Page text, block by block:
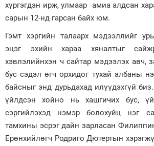
хүргэгдэн ирж, улмаар амиа алдсан
сарын 12-нд гарсан байх юм.
Гэмт хэргийн талаарх мэдээллийг
эцэг эхийн хараа хяналтыг
хэвлэлийнхэн ч сайтар мэдээлэх авч,
бус сэдэл өгч орхидог тухай албаны
байсныг энд дурьдахад илүүдэхгүй
үйлдсэн хойно нь хашгичих бус,
сэргийлэхэд нэмэр болохуйц нэг
тамхины эсрэг дайн зарласан
Ерөнхийлөгч Родриго Дютертын